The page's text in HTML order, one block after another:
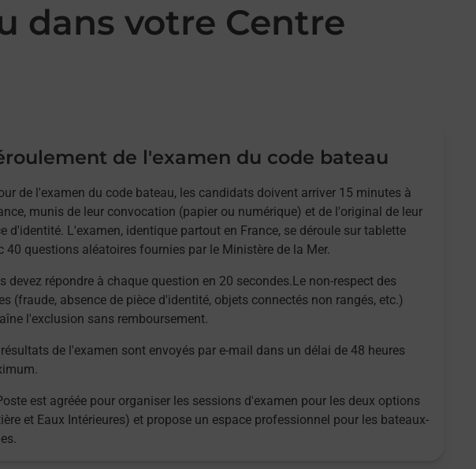
dans votre Centre
de l'examen du code bateau
de l'examen du code bateau, les candidats doivent arriver 15 minutes à
munis de leur convocation (papier ou numérique) et de l'original de leur
d'identité. L'examen, identique partout en France, se déroule sur tablette
40 questions aléatoires fournies par le Ministère de la Mer.
devez répondre à chaque question en 20 secondes.Le non-respect des
(fraude, absence de pièce d'identité, objets connectés non rangés, etc.)
l'exclusion sans remboursement.
de l'examen sont envoyés par e-mail dans un délai de 48 heures
est agréée pour organiser les sessions d'examen pour les deux options
et Eaux Intérieures) et propose un espace professionnel pour les bateaux-